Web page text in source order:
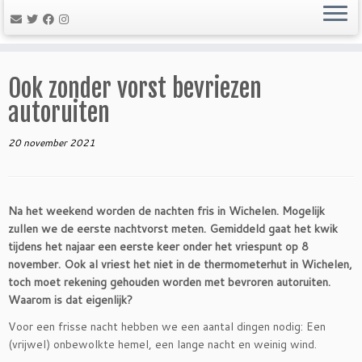
Ook zonder vorst bevriezen
autoruiten
20 november 2021
Na het weekend worden de nachten fris in Wichelen. Mogelijk
zullen we de eerste nachtvorst meten. Gemiddeld gaat het kwik
tijdens het najaar een eerste keer onder het vriespunt op 8
november. Ook al vriest het niet in de thermometerhut in Wichelen,
toch moet rekening gehouden worden met bevroren autoruiten.
Waarom is dat eigenlijk?
Voor een frisse nacht hebben we een aantal dingen nodig: Een
(vrijwel) onbewolkte hemel, een lange nacht en weinig wind.